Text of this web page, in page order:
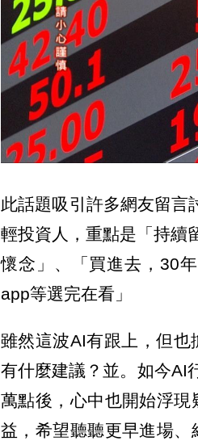
此話題吸引許多網友留言
輕投資人，重點是「持續
懷念」、「買進去，30
app等選完在看」
雖然這波AI有跟上，但也
有什麼建議？並。如今AI
萬點後，心中也開始浮
益，希望聽聽更早進場